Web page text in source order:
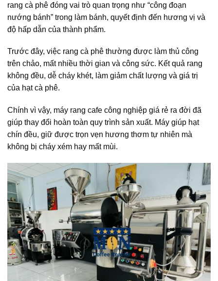
rang cà phê đóng vai trò quan trọng như “công đoạn
nướng bánh” trong làm bánh, quyết định đến hương vị và
độ hấp dẫn của thành phẩm.
Trước đây, việc rang cà phê thường được làm thủ công
trên chảo, mất nhiều thời gian và công sức. Kết quả rang
không đều, dễ cháy khét, làm giảm chất lượng và giá trị
của hạt cà phê.
Chính vì vậy, máy rang cafe công nghiệp giá rẻ ra đời đã
giúp thay đổi hoàn toàn quy trình sản xuất. Máy giúp hạt
chín đều, giữ được trọn vẹn hương thơm tự nhiên mà
không bị cháy xém hay mất mùi.